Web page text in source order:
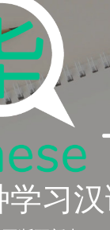
习